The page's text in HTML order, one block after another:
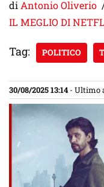
di Antonio Oliverio
IL MEGLIO DI
Tag: POLITICO
30/08/2025 13:14 - Ultimo